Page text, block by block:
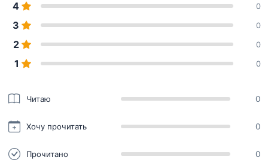
4 0
3 0
2 0
1 0
Читаю 0
Хочу прочитать 0
Прочитано 0